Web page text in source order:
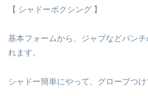
【 シャドーボクシング 】
基本フォームから、ジャブなどパンチ
れます。
シャドー簡単にやって、グローブつけ